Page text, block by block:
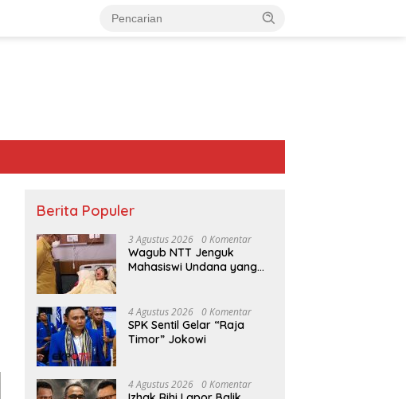
Berita Populer
3 Agustus 2026 0 Komentar
Wagub NTT Jenguk
Mahasiswi Undana yang
4 Agustus 2026 0 Komentar
SPK Sentil Gelar “Raja
Timor” Jokowi
4 Agustus 2026 0 Komentar